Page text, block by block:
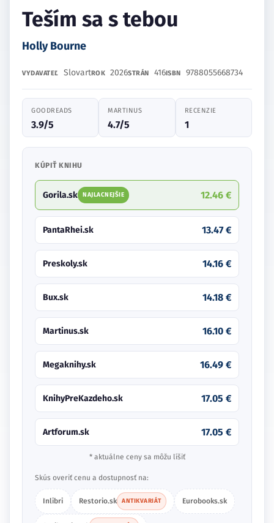
Teším sa s tebou
Holly Bourne
VYDAVATEĽ SlovartROK 2026STRÁN 416ISBN 9788055668734
GOODREADS
3.9/5
MARTINUS
4.7/5
RECENZIE
1
KÚPIŤ KNIHU
Gorila.sk NAJLACNEJŠIE 12.46 €
PantaRhei.sk 13.47 €
Preskoly.sk 14.16 €
Bux.sk 14.18 €
Martinus.sk 16.10 €
Megaknihy.sk 16.49 €
KnihyPreKazdeho.sk 17.05 €
Artforum.sk 17.05 €
* aktuálne ceny sa môžu líšiť
Skús overiť cenu a dostupnosť na:
Inlibri Restorio.sk ANTIKVARIÁT Eurobooks.sk